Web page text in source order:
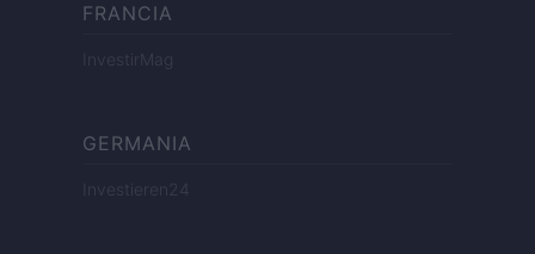
FRANCIA
InvestirMag
GERMANIA
Investieren24